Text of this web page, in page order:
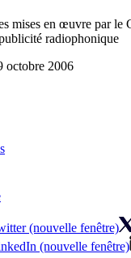
mises en œuvre par le
radiophonique
2006
(nouvelle fenêtre)
(nouvelle fenêtre)